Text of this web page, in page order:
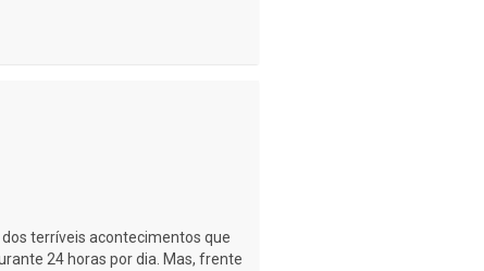
terríveis acontecimentos que
24 horas por dia. Mas, frente